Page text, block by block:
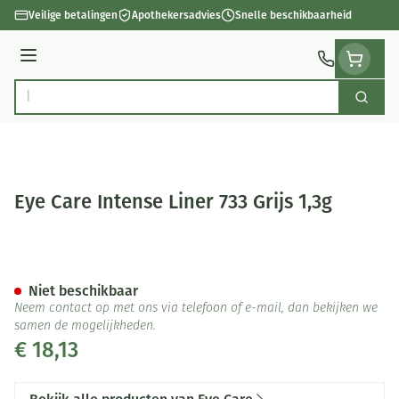
Ga naar de inhoud
Veilige betalingen Apothekersadvies Snelle beschikbaarheid
Menu
Product, merk, categorie... Zoek
Eye Care Intense Liner 733 Grijs 1,3g
€ 18,13
Niet beschikbaar
Neem contact op met ons via telefoon of e-mail, dan bekijken we
samen de mogelijkheden.